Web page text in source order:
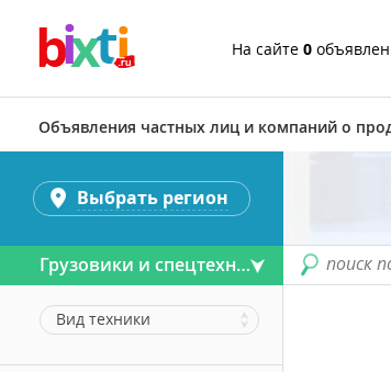
На сайте 0
Объявления частных лиц и компаний о
поиск
Выбрать регион
Грузовики и спецтехника
Вид техники